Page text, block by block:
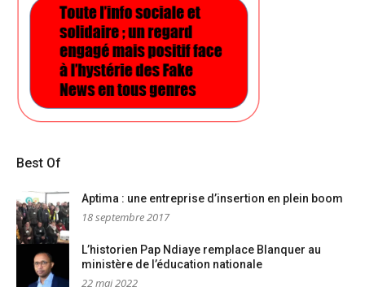
Best Of
Aptima : une entreprise d’insertion en plein boom
18 septembre 2017
L’historien Pap Ndiaye remplace Blanquer au
ministère de l’éducation nationale
22 mai 2022